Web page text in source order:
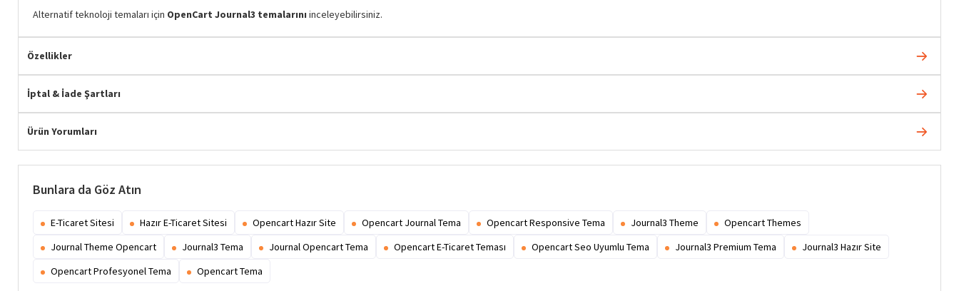
Alternatif teknoloji temaları için OpenCart Journal3 temalarını inceleyebilirsiniz.
Özellikler
İptal & İade Şartları
Ürün Yorumları
Bunlara da Göz Atın
E-Ticaret Sitesi Hazır E-Ticaret Sitesi Opencart Hazır Site Opencart Journal Tema Opencart Responsive Tema Journal3 Theme
Opencart Themes
Journal Theme Opencart
Journal3 Tema Journal Opencart Tema Opencart E-Ticaret Teması Opencart Seo Uyumlu Tema Journal3 Premium Tema
Journal3 Hazır Site
Opencart Profesyonel Tema
Opencart Tema